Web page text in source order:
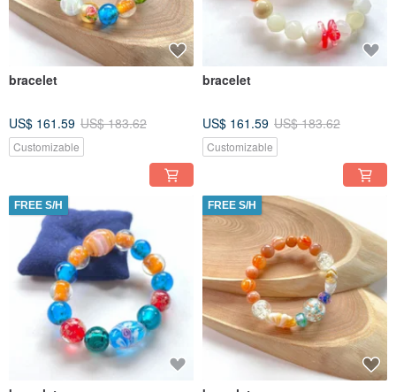
bracelet
US$ 161.59 US$ 183.62
Customizable
bracelet
US$ 161.59 US$ 183.62
Customizable
FREE S/H FREE S/H